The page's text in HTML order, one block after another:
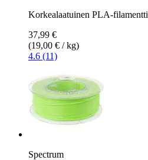
Korkealaatuinen PLA-filamentti
37,99 €
(19,00 € / kg)
4.6 (11)
Spectrum